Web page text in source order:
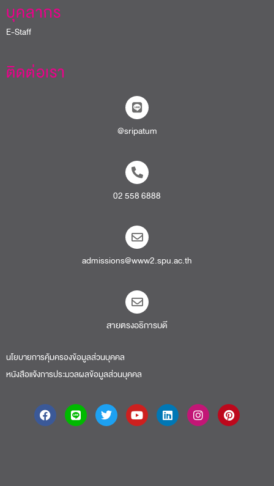
บุคลากร
E-Staff
ติดต่อเรา
@sripatum
02 558 6888
admissions@www2.spu.ac.th
สายตรงอธิการบดี​
นโยบายการคุ้มครองข้อมูลส่วนบุคคล
หนังสือแจ้งการประมวลผลข้อมูลส่วนบุคคล